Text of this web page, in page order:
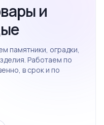
и
памятники, оградки,
Работаем по
в срок и по